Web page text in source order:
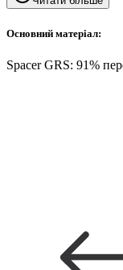
Основний матеріал:
Spacer GRS: 91%